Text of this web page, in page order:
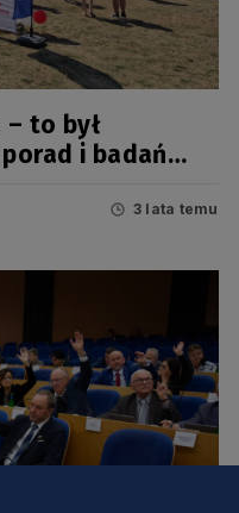
to był
i badań
3 lata temu